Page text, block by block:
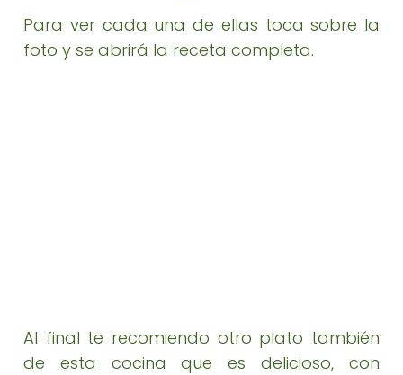
Para ver cada una de ellas toca sobre la
foto y se abrirá la receta completa.
Al final te recomiendo otro plato también
de esta cocina que es delicioso, con